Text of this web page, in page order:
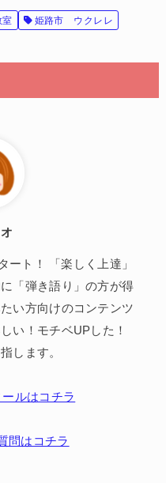
姫路市 ウクレレ
ート！ 「楽しく上達」
「弾き語り」の方が得
い方向けのコンテンツ
い！モチベUPした！
します。
ルはコチラ
問はコチラ